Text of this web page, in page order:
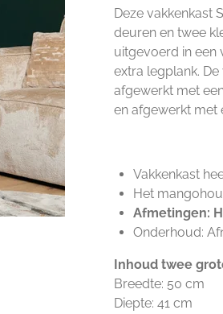
Deze vakkenkast
deuren en twee
uitgevoerd in een
extra legplank.
afgewerkt met
en afgewerkt met
Vakkenkast
Het
Afmetingen: H
Onderhoud:
Inhoud twee
Breedte: 50 cm
Diepte: 41 cm